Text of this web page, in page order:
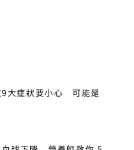
9大症狀要小心 可能是